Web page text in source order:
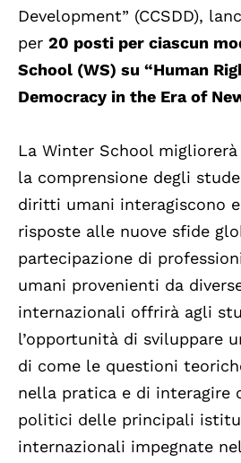
Development” (CCSDD),
per 20 posti per ciascun
School (WS) su “Human
Democracy in the Era of
La Winter School
la comprensione degli
diritti umani interagiscono
risposte alle nuove sfide
partecipazione di
umani provenienti da
internazionali offrirà agli
l’opportunità di sviluppare
di come le questioni
nella pratica e di interagire
politici delle principali
internazionali impegnate